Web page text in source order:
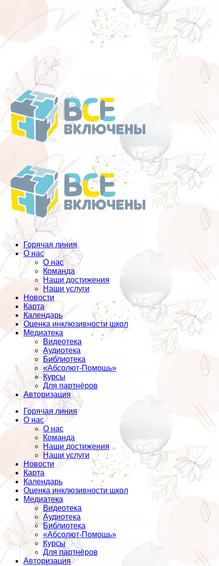
Перейти
к
содержанию
Горячая линия
О нас
О нас
Команда
Наши достижения
Наши услуги
Новости
Карта
Календарь
Оценка инклюзивности школ
Медиатека
Видеотека
Аудиотека
Библиотека
«Абсолют-Помощь»
Курсы
Для партнёров
Авторизация
Горячая линия
О нас
О нас
Команда
Наши достижения
Наши услуги
Новости
Карта
Календарь
Оценка инклюзивности школ
Медиатека
Видеотека
Аудиотека
Библиотека
«Абсолют-Помощь»
Курсы
Для партнёров
Авторизация